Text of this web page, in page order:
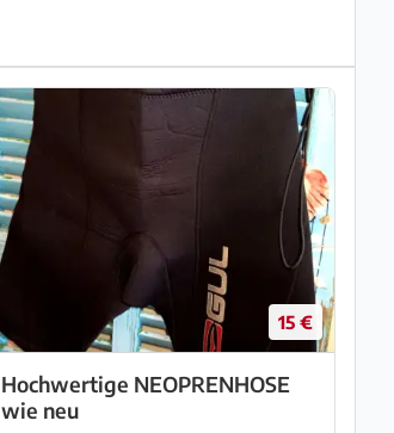
15 €
Hochwertige NEOPRENHOSE
wie neu